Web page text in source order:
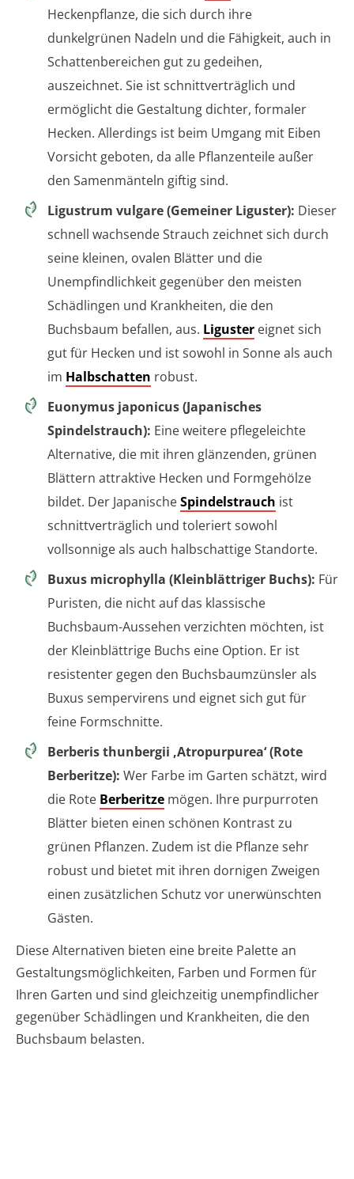
Heckenpflanze, die sich durch ihre
dunkelgrünen Nadeln und die Fähigkeit, auch in
Schattenbereichen gut zu gedeihen,
auszeichnet. Sie ist schnittverträglich und
ermöglicht die Gestaltung dichter, formaler
Hecken. Allerdings ist beim Umgang mit Eiben
Vorsicht geboten, da alle Pflanzenteile außer
den Samenmänteln giftig sind.
Ligustrum vulgare (Gemeiner Liguster): Dieser
schnell wachsende Strauch zeichnet sich durch
seine kleinen, ovalen Blätter und die
Unempfindlichkeit gegenüber den meisten
Schädlingen und Krankheiten, die den
Buchsbaum befallen, aus. Liguster eignet sich
gut für Hecken und ist sowohl in Sonne als auch
im Halbschatten robust.
Euonymus japonicus (Japanisches
Spindelstrauch): Eine weitere pflegeleichte
Alternative, die mit ihren glänzenden, grünen
Blättern attraktive Hecken und Formgehölze
bildet. Der JapanischeSpindelstrauch ist
schnittverträglich und toleriert sowohl
vollsonnige als auch halbschattige Standorte.
Buxus microphylla (Kleinblättriger Buchs): Für
Puristen, die nicht auf das klassische
Buchsbaum-Aussehen verzichten möchten, ist
der Kleinblättrige Buchs eine Option. Er ist
resistenter gegen den Buchsbaumzünsler als
Buxus sempervirens und eignet sich gut für
feine Formschnitte.
Berberis thunbergii ‚Atropurpurea‘ (Rote
Berberitze): Wer Farbe im Garten schätzt, wird
die Rote Berberitze mögen. Ihre purpurroten
Blätter bieten einen schönen Kontrast zu
grünen Pflanzen. Zudem ist die Pflanze sehr
robust und bietet mit ihren dornigen Zweigen
einen zusätzlichen Schutz vor unerwünschten
Gästen.
Diese Alternativen bieten eine breite Palette an
Gestaltungsmöglichkeiten, Farben und Formen für
Ihren Garten und sind gleichzeitig unempfindlicher
gegenüber Schädlingen und Krankheiten, die den
Buchsbaum belasten.